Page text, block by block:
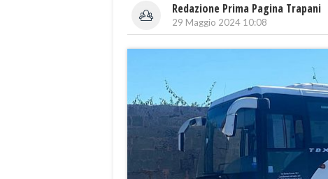
Redazione Prima Pagina Trapani
29 Maggio 2024 10:08